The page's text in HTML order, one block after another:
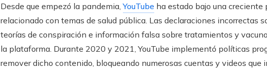
Desde que empezó la pandemia,YouTube ha estado bajo una
relacionado con temas de salud pública. Las declaraciones incorrectas
teorías de conspiración e información falsa sobre tratamientos y
la plataforma. Durante 2020 y 2021, YouTube implementó políticas
remover dicho contenido, bloqueando numerosas cuentas y videos que